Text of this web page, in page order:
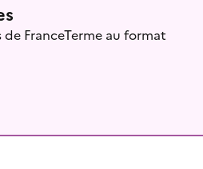
de FranceTerme au format